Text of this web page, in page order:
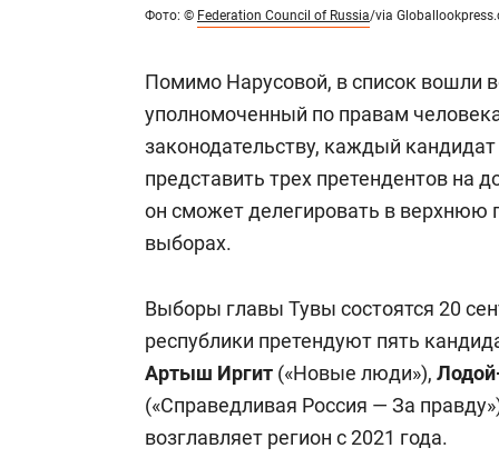
Фото: © Federation Council of Russia/via
Помимо Нарусовой, в список вошли
уполномоченный по правам
законодательству, каждый
представить трех претендентов на
он сможет делегировать в верхнюю
выборах.
Выборы главы Тувы состоятся 20
республики претендуют пять
Артыш Иргит («Новые люди»),
(«Справедливая Россия — За
возглавляет регион с 2021 года.